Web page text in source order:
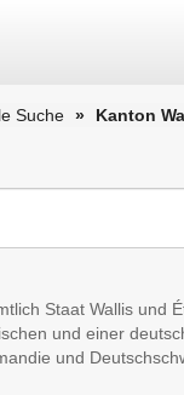
Suche Kanton
Staat Wallis und
und einer
und